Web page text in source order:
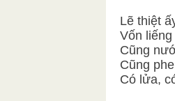
Lẽ thiệt
Vốn
Cũng
Cũng
Có lửa,